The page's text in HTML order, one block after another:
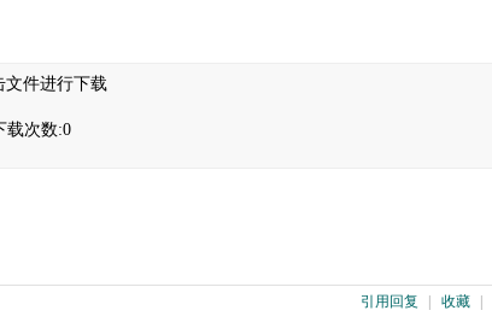
件进行下载
载次数:0
引用回复 收藏